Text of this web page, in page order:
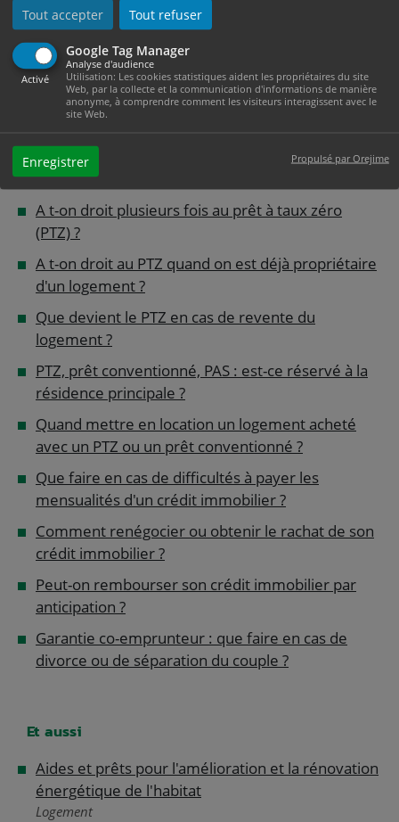
Tout accepter Tout refuser
Google Tag Manager
Activé
Analyse d'audience
Utilisation: Les cookies statistiques aident les propriétaires du site
Web, par la collecte et la communication d'informations de manière
anonyme, à comprendre comment les visiteurs interagissent avec le
site Web.
Enregistrer Propulsé par Orejime
est refusé ?
Prêt immobilier : comment fonctionne l'assurance
perte d'emploi ?
Assurer un prêt immobilier : que sont la garantie
Que devient l'hypothèque quand le crédit
immobilier est remboursé ?
A t-on droit plusieurs fois au prêt à taux zéro
(PTZ) ?
A t-on droit au PTZ quand on est déjà propriétaire
d'un logement ?
Que devient le PTZ en cas de revente du
logement ?
PTZ, prêt conventionné, PAS : est-ce réservé à la
résidence principale ?
Quand mettre en location un logement acheté
avec un PTZ ou un prêt conventionné ?
Que faire en cas de difficultés à payer les
mensualités d'un crédit immobilier ?
Comment renégocier ou obtenir le rachat de son
crédit immobilier ?
Peut-on rembourser son crédit immobilier par
anticipation ?
Garantie co-emprunteur : que faire en cas de
divorce ou de séparation du couple ?
Et aussi
Aides et prêts pour l'amélioration et la rénovation
énergétique de l'habitat
Logement